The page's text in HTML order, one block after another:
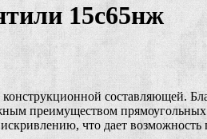
15с65нж
конструкционной
преимуществом
что дает